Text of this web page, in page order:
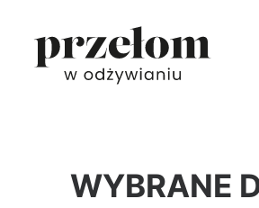
ZAMÓW
WYBRANE